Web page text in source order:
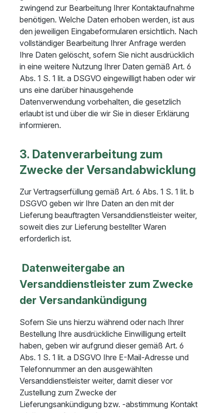
zwingend zur Bearbeitung Ihrer Kontaktaufnahme
benötigen. Welche Daten erhoben werden, ist aus
den jeweiligen Eingabeformularen ersichtlich. Nach
vollständiger Bearbeitung Ihrer Anfrage werden
Ihre Daten gelöscht, sofern Sie nicht ausdrücklich
in eine weitere Nutzung Ihrer Daten gemäß Art. 6
Abs. 1 S. 1 lit. a DSGVO eingewilligt haben oder wir
uns eine darüber hinausgehende
Datenverwendung vorbehalten, die gesetzlich
erlaubt ist und über die wir Sie in dieser Erklärung
informieren.
3. Datenverarbeitung zum
Zwecke der Versandabwicklung
Zur Vertragserfüllung gemäß Art. 6 Abs. 1 S. 1 lit. b
DSGVO geben wir Ihre Daten an den mit der
Lieferung beauftragten Versanddienstleister weiter,
soweit dies zur Lieferung bestellter Waren
erforderlich ist.
Datenweitergabe an
Versanddienstleister zum Zwecke
der Versandankündigung
Sofern Sie uns hierzu während oder nach Ihrer
Bestellung Ihre ausdrückliche Einwilligung erteilt
haben, geben wir aufgrund dieser gemäß Art. 6
Abs. 1 S. 1 lit. a DSGVO Ihre E-Mail-Adresse und
Telefonnummer an den ausgewählten
Versanddienstleister weiter, damit dieser vor
Zustellung zum Zwecke der
Lieferungsankündigung bzw. -abstimmung Kontakt